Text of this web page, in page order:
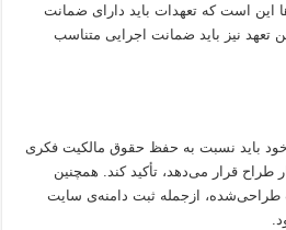
این است که تعهدات باید دارای ضمانت
تعهد نیز باید ضمانت اجرایی متناسب
خود باید نسبت به حفظ حقوق مالکیت فکری
طراح قرار می‌دهد، تأکید کند. همچنین
ازجمله ثبت دامنه‌ی سایت